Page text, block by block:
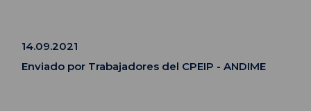
14.09.2021
Enviado por Trabajadores del CPEIP - ANDIME